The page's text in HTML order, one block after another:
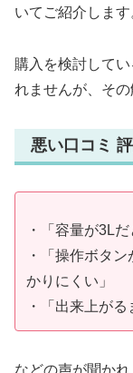
いてご紹介します
購入を検討して
れませんが、そ
悪い口コミ
・「容量が3L
・「操作ボタ
かりにくい」
・「出来上が
などの声が聞かれ